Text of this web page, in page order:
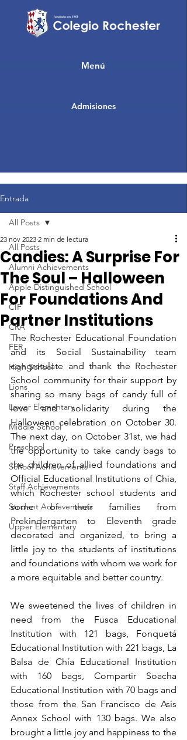
Admisiones
Menú
Entrada
All Posts
Alumni Achievements
Apple Distinguished School
CIF
CRA
FER
High School
Lions
Lower Elementary
Middle School
Preschool
School Achievements
Staff Achievements
Student Achievements
Upper Elementary
All Posts
Candies: A Surprise For
The Soul – Halloween
For Foundations And
Partner Institutions
23 nov 2023 2 min de lectura
The Rochester Educational Foundation
and its Social Sustainability team
congratulate and thank the Rochester
School community for their support by
sharing so many bags of candy full of
love and solidarity during the
Halloween celebration on October 30.
The next day, on October 31st, we had
the opportunity to take candy bags to
the children of allied foundations and
Official Educational Institutions of Chia,
which Rochester school students and
some of their families from
Prekindergarten to Eleventh grade
decorated and organized, to bring a
little joy to the students of institutions
and foundations with whom we work for
a more equitable and better country.
We sweetened the lives of children in
need from the Fusca Educational
Institution with 121 bags, Fonquetá
Educational Institution with 221 bags, La
Balsa de Chía Educational Institution
with 160 bags, Compartir Soacha
Educational Institution with 70 bags and
those from the San Francisco de Asís
Annex School with 130 bags. We also
brought a little joy and happiness to the